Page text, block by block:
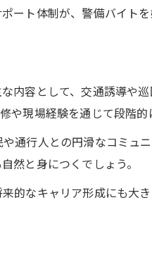
ト体制が、警備バイトを
内容として、交通誘導や
現場経験を通じて段階的
行人との円滑なコミュ
然と身につくでしょう。
的なキャリア形成にも大